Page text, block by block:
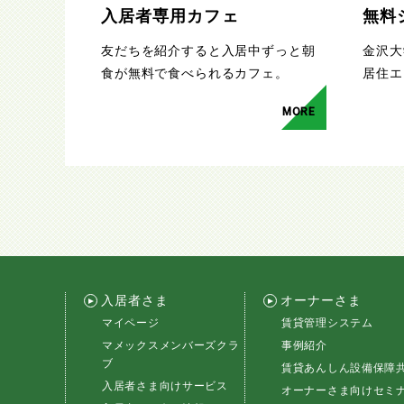
入居者専用カフェ
友だちを紹介すると入居中ずっと朝
食が無料で食べられるカフェ。
MORE
無料
金沢
居住
入居者さま
マイページ
マメックスメンバーズクラ
ブ
入居者さま向けサービス
オーナーさま
賃貸管理システム
事例紹介
賃貸あんしん設備保障
オーナーさま向けセミ